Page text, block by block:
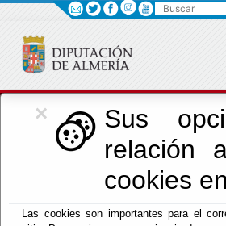
×
Sus
relación
cookies
Las cookies son importantes para el
Cultura, Cine
Identidad
Buscar